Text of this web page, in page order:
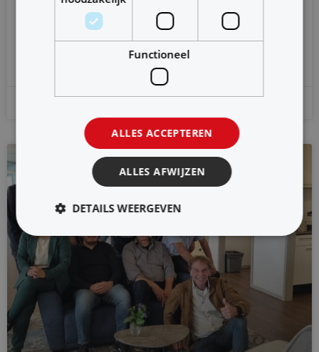
publiceren het zogenaamde TISAX-label. Wat betekent
dit beveiligingslabel en wat heb je er als
Functioneel
ALLES ACCEPTEREN
ALLES AFWIJZEN
DETAILS WEERGEVEN